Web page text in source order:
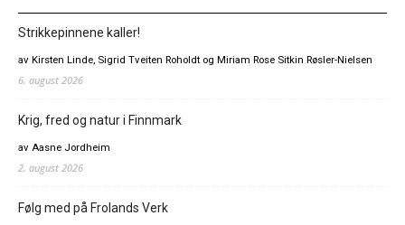
Strikkepinnene kaller!
av Kirsten Linde, Sigrid Tveiten Roholdt og Miriam Rose Sitkin Røsler-Nielsen
6. august 2026
Krig, fred og natur i Finnmark
av Aasne Jordheim
2. august 2026
Følg med på Frolands Verk